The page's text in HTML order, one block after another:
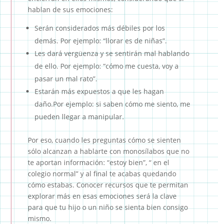
hablan de sus emociones:
Serán considerados más débiles por los
demás. Por ejemplo: “llorar es de niñas”.
Les dará vergüenza y se sentirán mal hablando
de ello. Por ejemplo: “cómo me cuesta, voy a
pasar un mal rato”.
Estarán más expuestos a que les hagan
daño.Por ejemplo: si saben cómo me siento, me
pueden llegar a manipular.
Por eso, cuando les preguntas cómo se sienten
sólo alcanzan a hablarte con monosílabos que no
te aportan información: “estoy bien”, “ en el
colegio normal” y al final te acabas quedando
cómo estabas. Conocer recursos que te permitan
explorar más en esas emociones será la clave
para que tu hijo o un niño se sienta bien consigo
mismo.